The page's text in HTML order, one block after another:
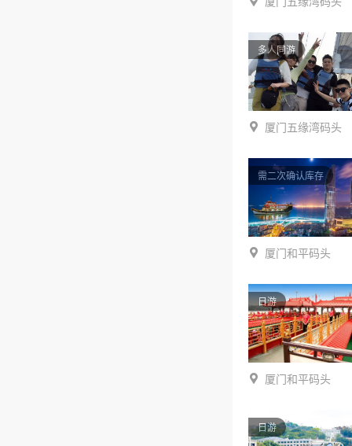
多人同游
厦门五缘湾码头
需二次确认库存
厦门和平码头
日游
厦门和平码头
日游